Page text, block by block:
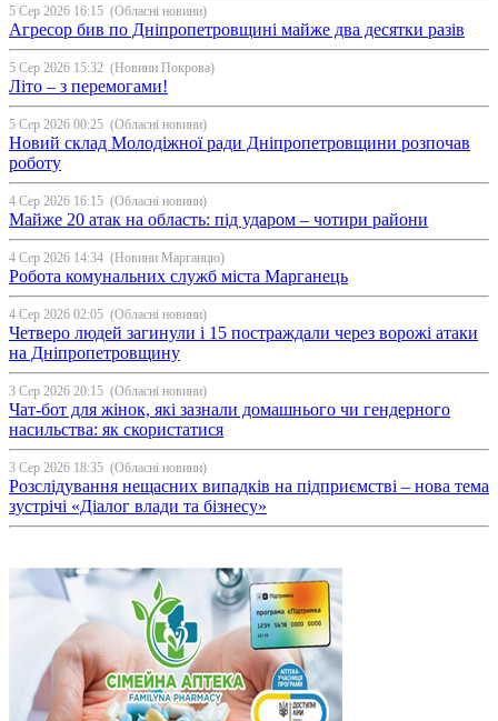
5 Сер 2026 16:15 (Обласні новини)
Агресор бив по Дніпропетровщині майже два десятки разів
5 Сер 2026 15:32 (Новини Покрова)
Літо – з перемогами!
5 Сер 2026 00:25 (Обласні новини)
Новий склад Молодіжної ради Дніпропетровщини розпочав
роботу
4 Сер 2026 16:15 (Обласні новини)
Майже 20 атак на область: під ударом – чотири райони
4 Сер 2026 14:34 (Новини Марганцю)
Робота комунальних служб міста Марганець
4 Сер 2026 02:05 (Обласні новини)
Четверо людей загинули і 15 постраждали через ворожі атаки
на Дніпропетровщину
3 Сер 2026 20:15 (Обласні новини)
Чат-бот для жінок, які зазнали домашнього чи гендерного
насильства: як скористатися
3 Сер 2026 18:35 (Обласні новини)
Розслідування нещасних випадків на підприємстві – нова тема
зустрічі «Діалог влади та бізнесу»